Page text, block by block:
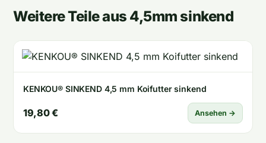
Weitere Teile aus 4,5mm sinkend
KENKOU® SINKEND 4,5 mm Koifutter sinkend
19,80 € Ansehen →